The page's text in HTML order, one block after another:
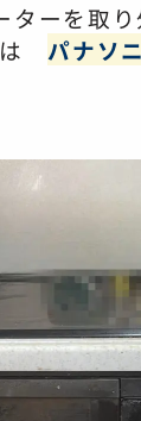
ターを取
はパナソ